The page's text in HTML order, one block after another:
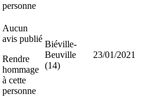
personne
Aucun
avis publié
Rendre
hommage
à cette
personne
Biéville-
Beuville
(14)
23/01/2021